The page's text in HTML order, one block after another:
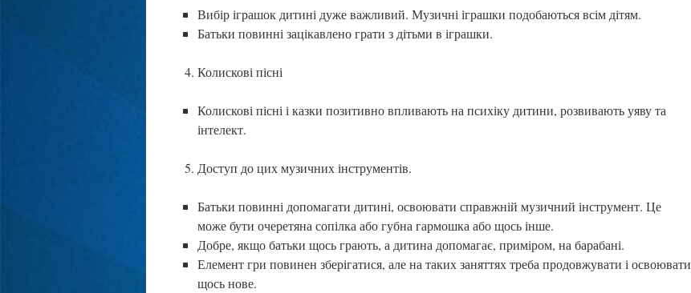
Вибір іграшок дитині дуже важливий. Музичні іграшки подобаються всім дітям.
Батьки повинні зацікавлено грати з дітьми в іграшки.
Колискові пісні
Колискові пісні і казки позитивно впливають на психіку дитини, розвивають уяву та
інтелект.
Доступ до цих музичних інструментів.
Батьки повинні допомагати дитині, освоювати справжній музичний інструмент. Це
може бути очеретяна сопілка або губна гармошка або щось інше.
Добре, якщо батьки щось грають, а дитина допомагає, приміром, на барабані.
Елемент гри повинен зберігатися, але на таких заняттях треба продовжувати і освоювати
щось нове.